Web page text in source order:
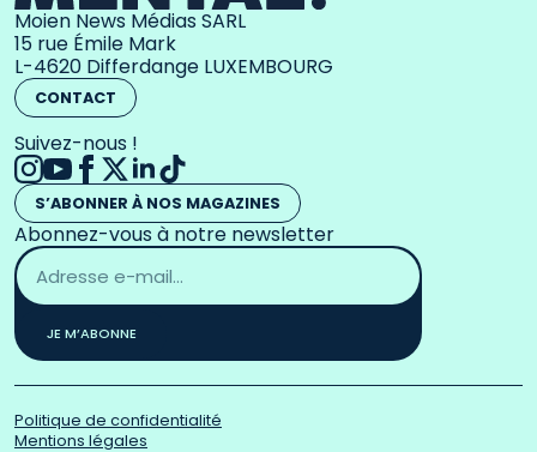
Moien News Médias SARL
15 rue Émile Mark
L-4620 Differdange LUXEMBOURG
CONTACT
Suivez-nous !
S’ABONNER À NOS MAGAZINES
Abonnez-vous à notre newsletter
Adresse
email
*
JE M’ABONNE
Politique de confidentialité
Mentions légales